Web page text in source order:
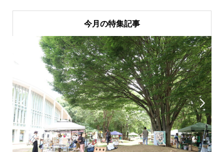
今月の特集記事
 